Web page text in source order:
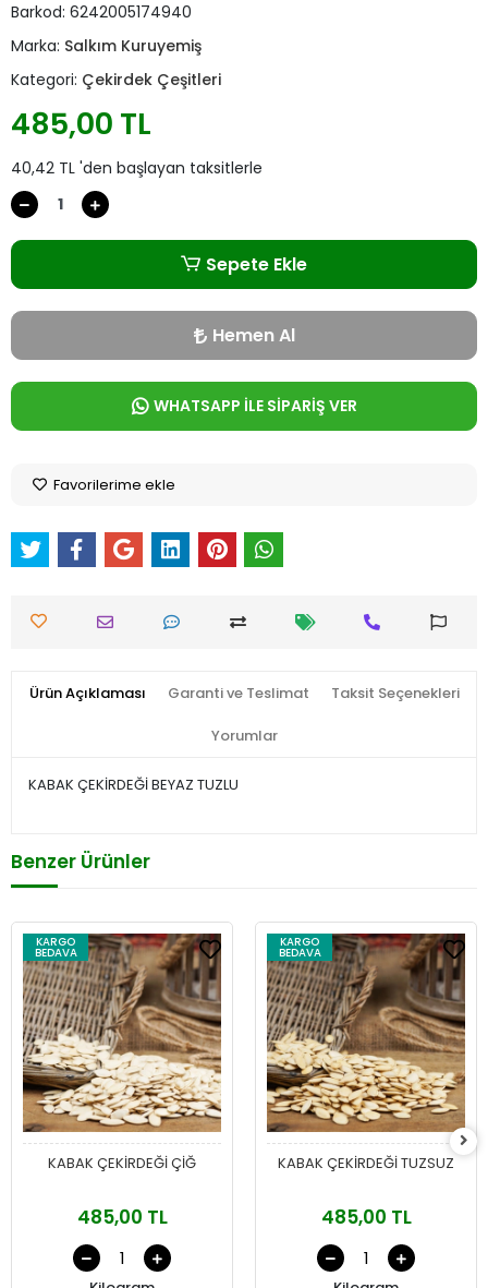
Barkod: 6242005174940
Marka: Salkım Kuruyemiş
Kategori: Çekirdek Çeşitleri
485,00 TL
40,42 TL 'den başlayan taksitlerle
Sepete Ekle
Hemen Al
WHATSAPP İLE SİPARİŞ VER
Favorilerime ekle
Ürün Açıklaması Garanti ve Teslimat Taksit Seçenekleri
Yorumlar
KABAK ÇEKİRDEĞİ BEYAZ TUZLU
Benzer Ürünler
KARGO
BEDAVA
KABAK ÇEKİRDEĞİ ÇİĞ
485,00 TL
KARGO
BEDAVA
KABAK ÇEKİRDEĞİ TUZSUZ
485,00 TL